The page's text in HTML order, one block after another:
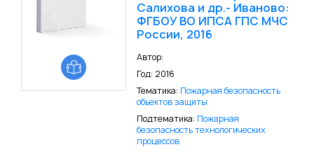
Салихова и др.- Иваново:
ФГБОУ ВО ИПСА ГПС МЧС
России, 2016
Автор:
Год: 2016
Тематика: Пожарная безопасность
объектов защиты
Подтематика: Пожарная
безопасность технологических
процессов